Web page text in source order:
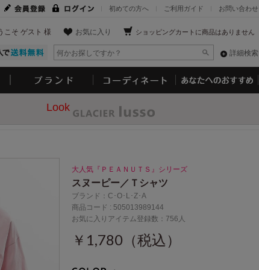
お問い合わせ
ご利用ガイド
初めての方へ
ショッピングカートに商品はありません
お気に入り
こそ ゲスト 様
詳細検索
Look
大人気『ＰＥＡＮＵＴＳ』シリーズ
スヌーピー／Ｔシャツ
ブランド： C･O･L･Z･A
商品コード : 505013989144
お気に入りアイテム登録数：756人
￥1,780（税込）